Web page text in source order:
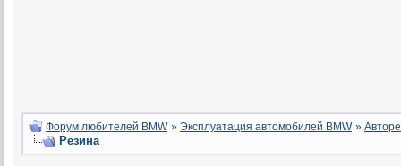
Форум любителей BMW » Эксплуатация автомобилей BMW »
Резина